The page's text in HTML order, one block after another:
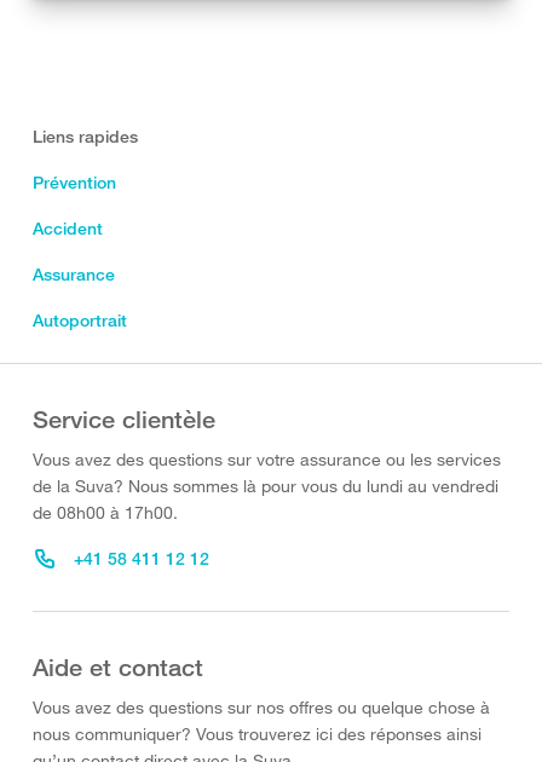
Liens rapides
Prévention
Accident
Assurance
Autoportrait
Service clientèle
Vous avez des questions sur votre assurance ou les services
de la Suva? Nous sommes là pour vous du lundi au vendredi
de 08h00 à 17h00.
+41 58 411 12 12
Aide et contact
Vous avez des questions sur nos offres ou quelque chose à
nous communiquer? Vous trouverez ici des réponses ainsi